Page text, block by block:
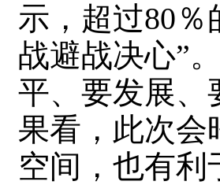
示，超过80
战避战决心”
平、要发展、
果看，此次会
空间，也有